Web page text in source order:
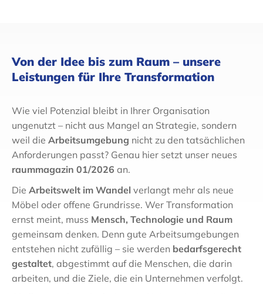
Von der Idee bis zum Raum – unsere
Leistungen für Ihre Transformation
Wie viel Potenzial bleibt in Ihrer Organisation
ungenutzt – nicht aus Mangel an Strategie, sondern
weil die Arbeitsumgebung nicht zu den tatsächlichen
Anforderungen passt? Genau hier setzt unser neues
raummagazin 01/2026 an.
Die Arbeitswelt im Wandel verlangt mehr als neue
Möbel oder offene Grundrisse. Wer Transformation
ernst meint, muss Mensch, Technologie und Raum
gemeinsam denken. Denn gute Arbeitsumgebungen
entstehen nicht zufällig – sie werden bedarfsgerecht
gestaltet, abgestimmt auf die Menschen, die darin
arbeiten, und die Ziele, die ein Unternehmen verfolgt.